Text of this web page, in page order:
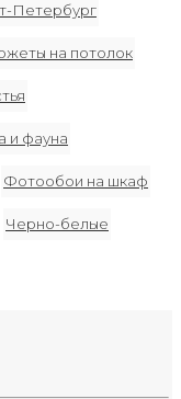
Петербург
на потолок
и фауна
Фотообои на шкаф
Черно-белые